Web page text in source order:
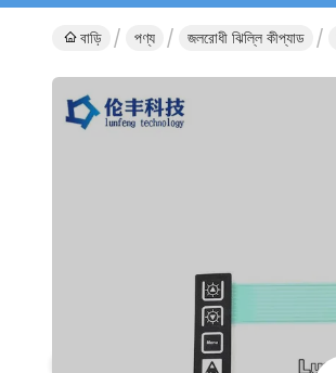
বাড়ি পণ্য জলরোধী ঝিল্লি কীপ্যাড